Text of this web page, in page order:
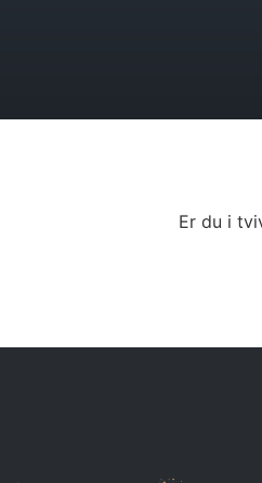
Er du i